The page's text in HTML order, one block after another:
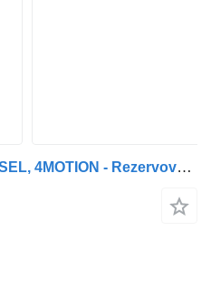
Volkswagen Atlas 3.6L V6 SEL, 4MOTION - Rezervované